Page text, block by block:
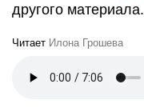
другого материала.
Читает Илона Грошева